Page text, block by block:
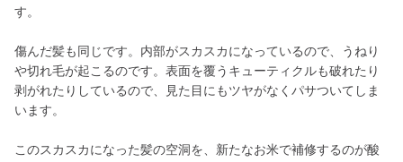
す。
傷んだ髪も同じです。内部がスカスカになっているので、うねり
や切れ毛が起こるのです。表面を覆うキューティクルも破れたり
剥がれたりしているので、見た目にもツヤがなくパサついてしま
います。
このスカスカになった髪の空洞を、新たなお米で補修するのが酸